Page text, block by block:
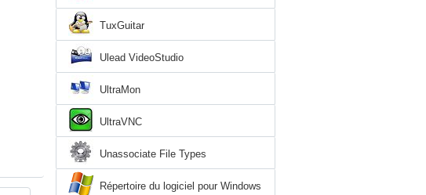
TuxGuitar
Ulead VideoStudio
UltraMon
UltraVNC
Unassociate File Types
Répertoire du logiciel pour Windows